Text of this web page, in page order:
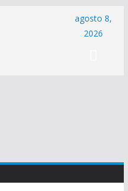
agosto 8,
2026